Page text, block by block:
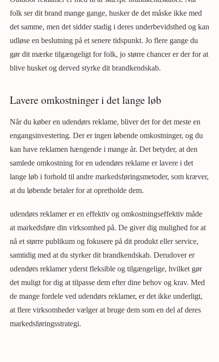
folk ser dit brand mange gange, husker de det måske ikke med
det samme, men det sidder stadig i deres underbevidsthed og kan
udløse en beslutning på et senere tidspunkt. Jo flere gange du
gør dit mærke tilgængeligt for folk, jo større chancer er der for at
blive husket og derved styrke dit brandkendskab.
Lavere omkostninger i det lange løb
Når du køber en udendørs reklame, bliver det for det meste en
engangsinvestering. Der er ingen løbende omkostninger, og du
kan have reklamen hængende i mange år. Det betyder, at den
samlede omkostning for en udendørs reklame er lavere i det
lange løb i forhold til andre markedsføringsmetoder, som kræver,
at du løbende betaler for at opretholde dem.
udendørs reklamer er en effektiv og omkostningseffektiv måde
at markedsføre din virksomhed på. De giver dig mulighed for at
nå et større publikum og fokusere på dit produkt eller service,
samtidig med at du styrker dit brandkendskab. Derudover er
udendørs reklamer yderst fleksible og tilgængelige, hvilket gør
det muligt for dig at tilpasse dem efter dine behov og krav. Med
de mange fordele ved udendørs reklamer, er det ikke underligt,
at flere virksomheder vælger at bruge dem som en del af deres
markedsføringsstrategi.